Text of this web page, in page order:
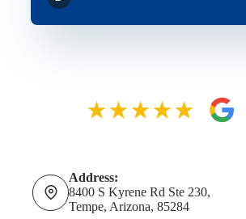
Address:
8400 S Kyrene Rd Ste 230,
Tempe, Arizona, 85284